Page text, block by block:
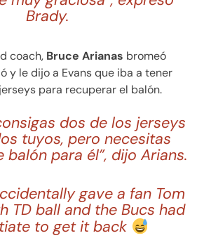
Brady.
coach, Bruce Arianas bromeó
y le dijo a Evans que iba a tener
para recuperar el balón.
dos de los jerseys
tuyos, pero necesitas
balón para él”, dijo Arians.
gave a fan Tom
TD ball and the Bucs had
to get it back